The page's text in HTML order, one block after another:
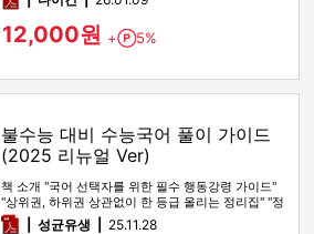
12,000원 + Point
5%
불수능 대비 수능국어 풀이 가이드
(2025 리뉴얼 Ver)
책 소개 "국어 선택자를 위한 필수 행동강령 가이드"
"상위권, 하위권 상관없이 한 등급 올리는 정리집" "정
시파이터 적극 …
pdf성균유생 25.11.28